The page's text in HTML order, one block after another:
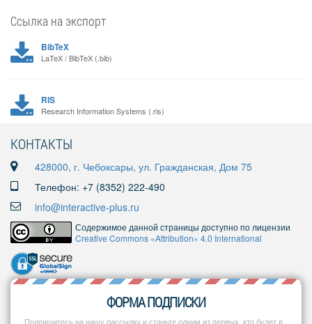
Ссылка на экспорт
BibTeX
LaTeX / BibTeX (.bib)
RIS
Research Information Systems (.ris)
КОНТАКТЫ
428000, г. Чебоксары, ул. Гражданская, Дом 75
Телефон: +7 (8352) 222-490
info@interactive-plus.ru
Содержимое данной страницы доступно по лицензии
Creative Commons «Attribution» 4.0 International
ФОРМА ПОДПИСКИ
Подпишитесь на нашу рассылку и станьте одним из первых, кто будет в